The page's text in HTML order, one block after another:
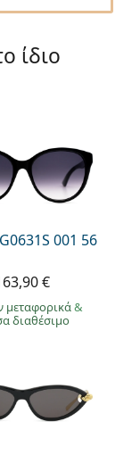
ίδιο
001 56
€
μεταφορικά&
διαθέσιμο